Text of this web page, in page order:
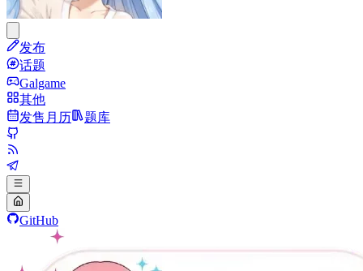
发布
话题
Galgame
其他
发售月历
题库
GitHub